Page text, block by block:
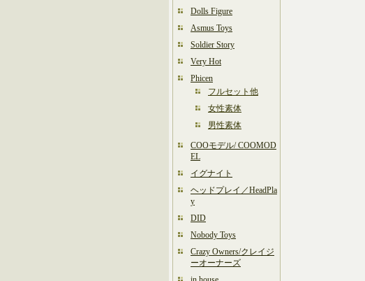
Dolls Figure
Asmus Toys
Soldier Story
Very Hot
Phicen
フルセット他
女性素体
男性素体
COOモデル/ COOMOD
EL
イグナイト
ヘッドプレイ／HeadPla
y
DID
Nobody Toys
Crazy Owners/クレイジ
ーオーナーズ